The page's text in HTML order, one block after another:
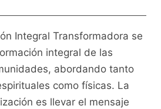
Integral Transformadora se
integral de las
abordando tanto
como físicas. La
es llevar el mensaje